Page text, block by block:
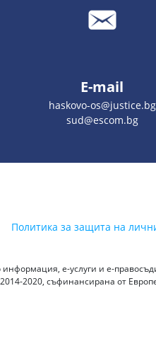
E-mail
haskovo-os@justice.bg
sud@escom.bg
Политика за защита на
е-услуги и е-
2020, съфинансирана от